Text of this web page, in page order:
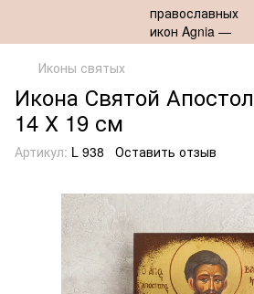
Иконы святых
Икона Святой
14 Х 19 см
Артикул: L 938 Оставить отзыв